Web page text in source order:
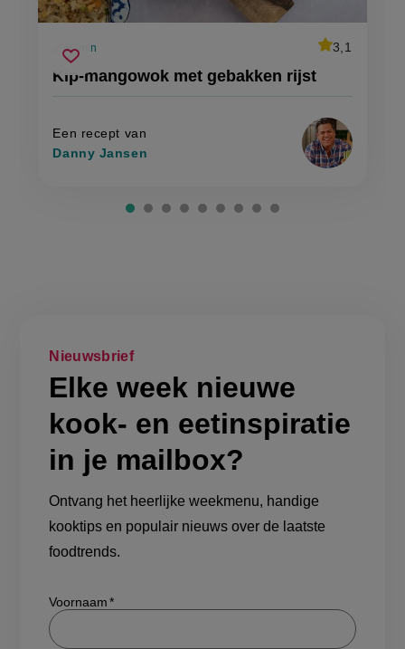
Kip-mangowok met gebakken rijst
voorbereidingstijd
60 min
average
3,1
Beoordeel
met
rijst'
Een recept van
Danny Jansen
Sla
recept
kip-
mangowok
met
rijst
Nieuwsbrief
Elke week nieuwe
kook- en eetinspiratie
in je mailbox?
Ontvang het heerlijke weekmenu, handige
kooktips en populair nieuws over de laatste
foodtrends.
Show/hide
Voornaam